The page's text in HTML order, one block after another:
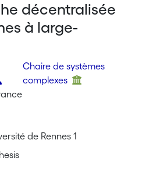
décentralisée
à large-
Chaire de systèmes
complexes
de Rennes 1